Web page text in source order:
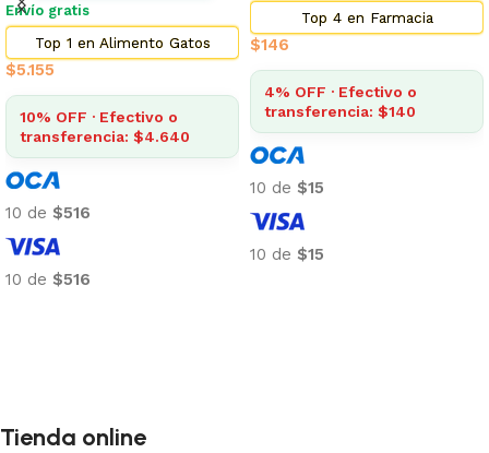
Envío gratis
Top 1 en Alimento Gatos
$5.155
10% OFF · Efectivo o
transferencia: $4.640
10 de $516
10 de $516
Top 4 en Farmacia
$146
4% OFF · Efectivo o
transferencia: $140
10 de $15
10 de $15
Tienda online